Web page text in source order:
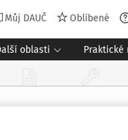
Můj DAUČ Oblíbené
oblasti Praktické